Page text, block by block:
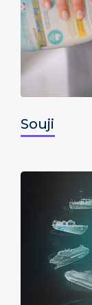
Souji